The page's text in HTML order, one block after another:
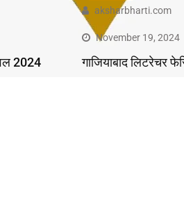
2024
aksharbharti.com
November 19, 2024
गाजियाबाद लिटरेचर